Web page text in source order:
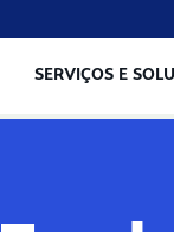
SERVIÇOS E